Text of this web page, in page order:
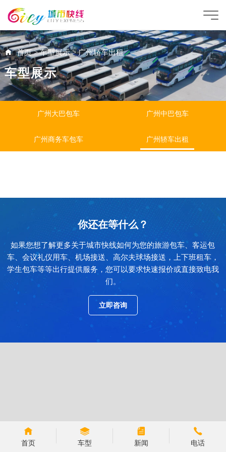
首页>车型展示>广州轿车出租
车型展示
广州大巴包车 广州中巴包车
广州商务车包车 广州轿车出租
你还在等什么？
如果您想了解更多关于城市快线如何为您的旅游包车、客运包
车、会议礼仪用车、机场接送、高尔夫球场接送，上下班租车，
学生包车等等出行提供服务，您可以要求快速报价或直接致电我
们。
立即咨询
首页 车型 新闻 电话